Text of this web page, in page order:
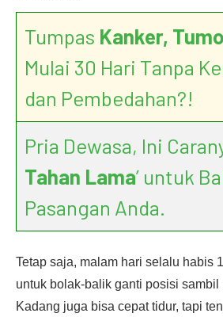
Tumpas Kanker,
Mulai 30 Hari Tanpa
dan Pembedahan?!
Pria Dewasa, Ini
Tahan Lama’ untuk
Pasangan Anda.
Tetap saja, malam hari selalu habis
untuk bolak-balik ganti posisi sambil
Kadang juga bisa cepat tidur, tapi